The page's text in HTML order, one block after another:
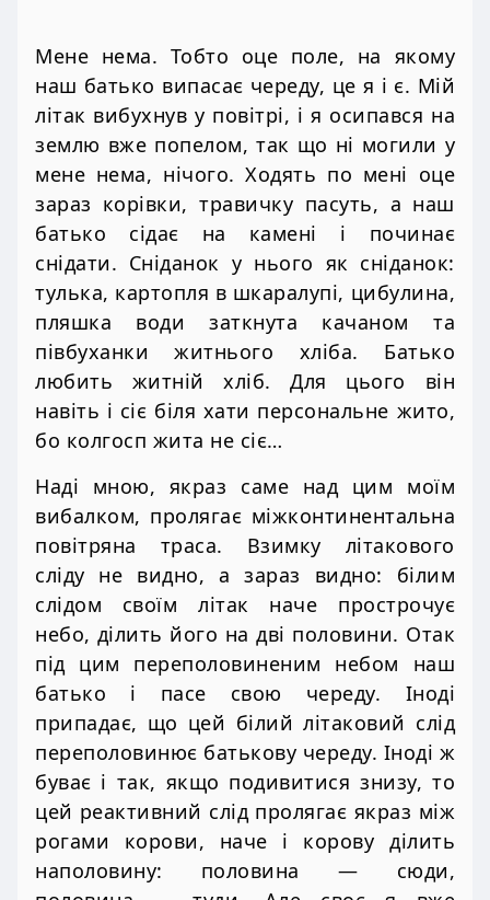
Мене нема. Тобто оце поле, на якому
наш батько випасає череду, це я і є. Мій
літак вибухнув у повітрі, і я осипався на
землю вже попелом, так що ні могили у
мене нема, нічого. Ходять по мені оце
зараз корівки, травичку пасуть, а наш
батько сідає на камені і починає
снідати. Сніданок у нього як сніданок:
тулька, картопля в шкаралупі, цибулина,
пляшка води заткнута качаном та
півбуханки житнього хліба. Батько
любить житній хліб. Для цього він
навіть і сіє біля хати персональне жито,
бо колгосп жита не сіє…
Наді мною, якраз саме над цим моїм
вибалком, пролягає міжконтинентальна
повітряна траса. Взимку літакового
сліду не видно, а зараз видно: білим
слідом своїм літак наче прострочує
небо, ділить його на дві половини. Отак
під цим переполовиненим небом наш
батько і пасе свою череду. Іноді
припадає, що цей білий літаковий слід
переполовинює батькову череду. Іноді ж
буває і так, якщо подивитися знизу, то
цей реактивний слід пролягає якраз між
рогами корови, наче і корову ділить
наполовину: половина — сюди,